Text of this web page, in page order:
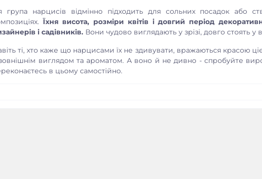
група нарцисів відмінно підходить для сольних посадок або
Їхня висота, розміри квітів і довгий період
і садівників. Вони чудово виглядають у зрізі, довго стоять
ті, хто каже що нарцисами їх не здивувати, вражаються красою
зовнішнім виглядом та ароматом. А воно й не дивно - спробуйте
в цьому самостійно.